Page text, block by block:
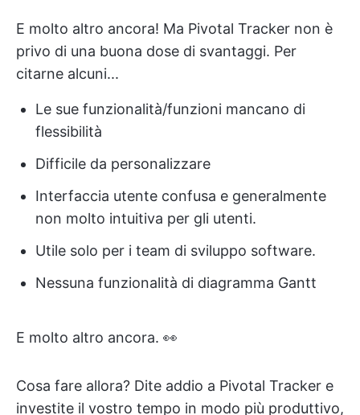
E molto altro ancora! Ma Pivotal Tracker non è
privo di una buona dose di svantaggi. Per
citarne alcuni...
Le sue funzionalità/funzioni mancano di
flessibilità
Difficile da personalizzare
Interfaccia utente confusa e generalmente
non molto intuitiva per gli utenti.
Utile solo per i team di sviluppo software.
Nessuna funzionalità di diagramma Gantt
E molto altro ancora. 👀
Cosa fare allora? Dite addio a Pivotal Tracker e
investite il vostro tempo in modo più produttivo,